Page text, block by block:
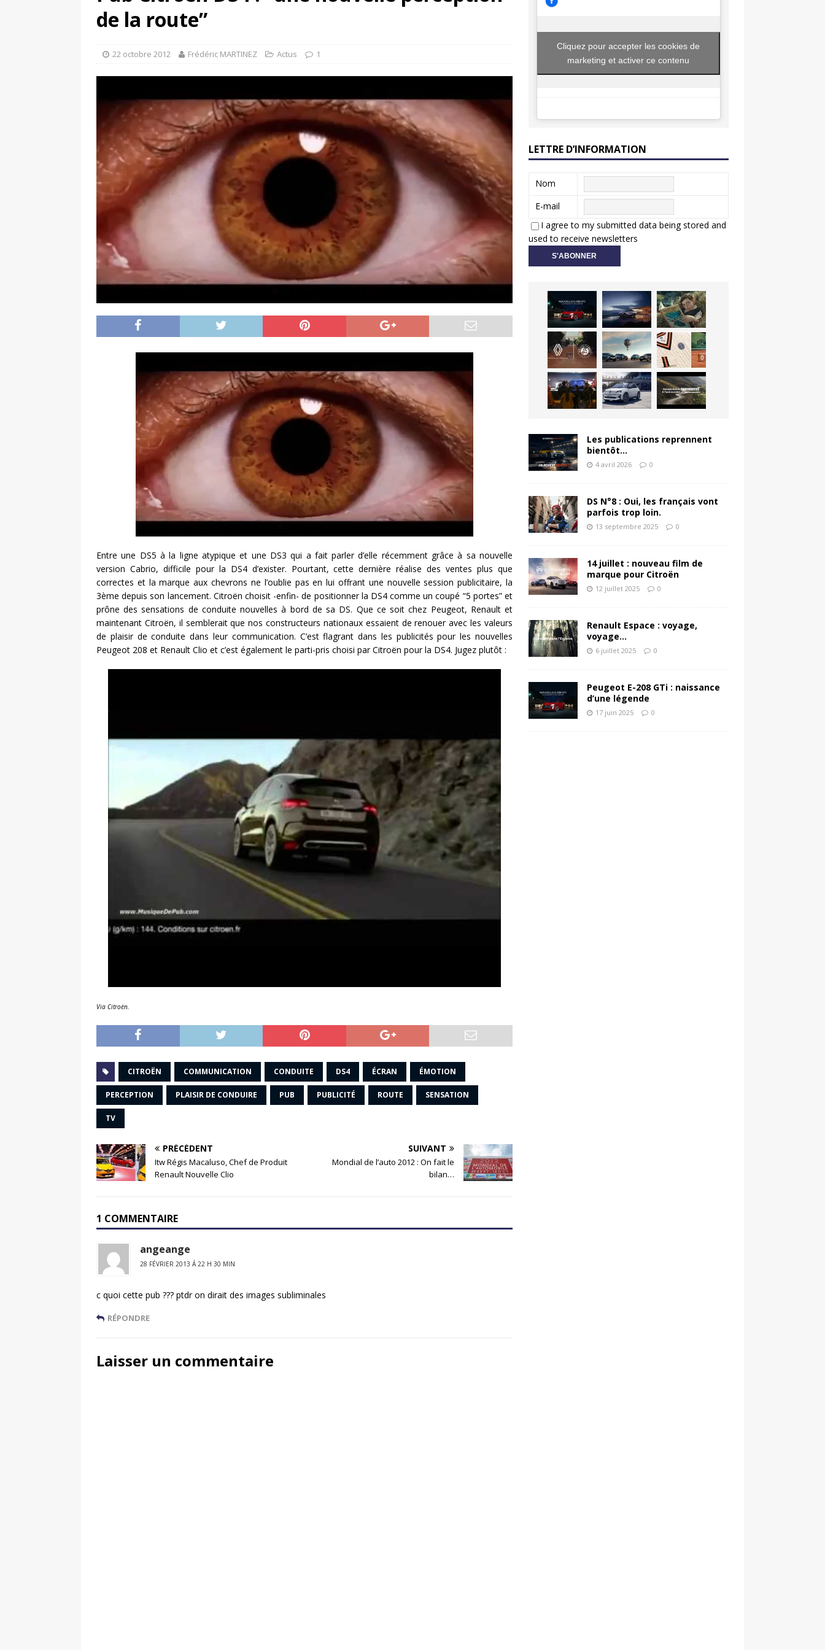
ACTUS
[ 11 avril 2020 ]
de la route”
22 octobre 2012 Frédéric MARTINEZ Actus 1
Entre une DS5 à la ligne atypique et une DS3 qui a fait parler d’elle récemment grâce à sa nouvelle
version Cabrio, difficile pour la DS4 d’exister. Pourtant, cette dernière réalise des ventes plus que
correctes et la marque aux chevrons ne l’oublie pas en lui offrant une nouvelle session publicitaire, la
3ème depuis son lancement. Citroën choisit -enfin- de positionner la DS4 comme un coupé “5 portes” et
prône des sensations de conduite nouvelles à bord de sa DS. Que ce soit chez Peugeot, Renault et
maintenant Citroën, il semblerait que nos constructeurs nationaux essaient de renouer avec les valeurs
de plaisir de conduite dans leur communication. C’est flagrant dans les publicités pour les nouvelles
Peugeot 208 et Renault Clio et c’est également le parti-pris choisi par Citroën pour la DS4. Jugez plutôt :
Via Citroën.
CITROËN COMMUNICATION CONDUITE DS4 ÉCRAN ÉMOTION
PERCEPTION PLAISIR DE CONDUIRE PUB PUBLICITÉ ROUTE SENSATION
TV
PRÉCÉDENT
Itw Régis Macaluso, Chef de Produit
Renault Nouvelle Clio
SUIVANT
Mondial de l’auto 2012 : On fait le
bilan…
1 COMMENTAIRE
angeange
28 FÉVRIER 2013 Á 22 H 30 MIN
c quoi cette pub ??? ptdr on dirait des images subliminales
RÉPONDRE
Laisser un commentaire
Cliquez pour accepter les cookies de
marketing et activer ce contenu
LETTRE D’INFORMATION
Nom
E-mail
I agree to my submitted data being stored and
used to receive newsletters
Les publications reprennent
bientôt…
4 avril 2026 0
DS N°8 : Oui, les français vont
parfois trop loin.
13 septembre 2025 0
14 juillet : nouveau film de
marque pour Citroën
12 juillet 2025 0
Renault Espace : voyage,
voyage…
6 juillet 2025 0
Peugeot E-208 GTi : naissance
d’une légende
17 juin 2025 0